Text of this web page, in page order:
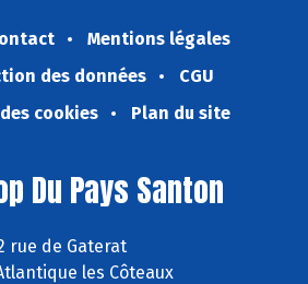
Mentions légales
des données
CGU
cookies
Plan du site
Du Pays Santon
rue de Gaterat
les Côteaux